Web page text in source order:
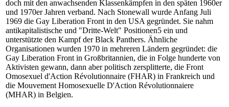
doch mit den anwachsenden Klassenkämpfen in den späten 1960er
und 1970er Jahren verband. Nach Stonewall wurde Anfang Juli
1969 die Gay Liberation Front in den USA gegründet. Sie nahm
antikapitalistische und "Dritte-Welt" Positionen5 ein und
unterstützte den Kampf der Black Panthers. Ähnliche
Organisationen wurden 1970 in mehreren Ländern gegründet: die
Gay Liberation Front in Großbritannien, die in Folge hunderte von
Aktivisten gewann, dann aber politisch zersplitterte, die Front
Omosexuel d'Action Révolutionnaire (FHAR) in Frankreich und
die Mouvement Homosexuelle D'Action Révolutionnaiere
(MHAR) in Belgien.